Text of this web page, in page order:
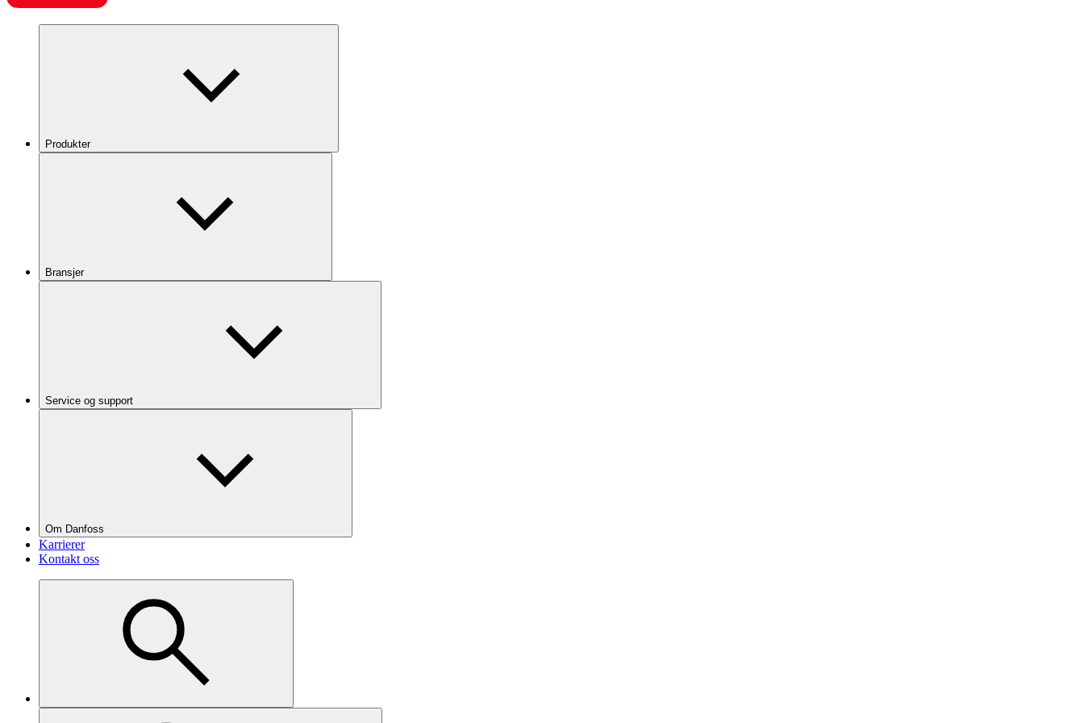
Produkter
Bransjer
Service og support
Om Danfoss
Karrierer
Kontakt oss